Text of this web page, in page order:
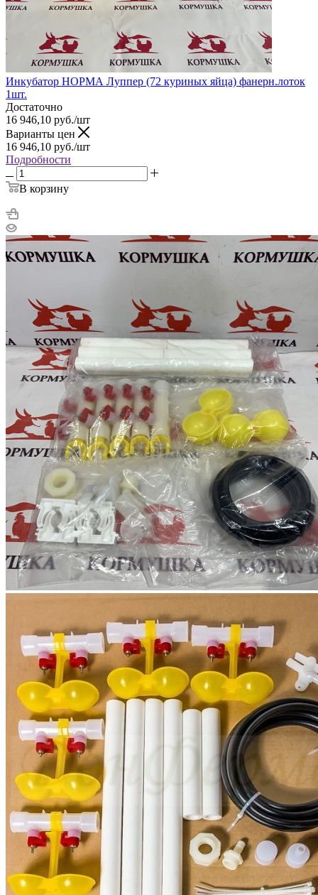
Инкубатор НОРМА Луппер (72 куриных яйца) фанерн.лоток
1шт.
Достаточно
16 946,10 руб./шт
Варианты цен
16 946,10 руб./шт
Подробности
В корзину